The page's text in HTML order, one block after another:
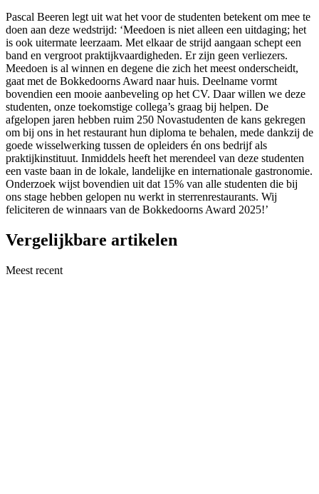
Pascal Beeren legt uit wat het voor de studenten betekent om mee te
doen aan deze wedstrijd: ‘Meedoen is niet alleen een uitdaging; het
is ook uitermate leerzaam. Met elkaar de strijd aangaan schept een
band en vergroot praktijkvaardigheden. Er zijn geen verliezers.
Meedoen is al winnen en degene die zich het meest onderscheidt,
gaat met de Bokkedoorns Award naar huis. Deelname vormt
bovendien een mooie aanbeveling op het CV. Daar willen we deze
studenten, onze toekomstige collega’s graag bij helpen. De
afgelopen jaren hebben ruim 250 Novastudenten de kans gekregen
om bij ons in het restaurant hun diploma te behalen, mede dankzij de
goede wisselwerking tussen de opleiders én ons bedrijf als
praktijkinstituut. Inmiddels heeft het merendeel van deze studenten
een vaste baan in de lokale, landelijke en internationale gastronomie.
Onderzoek wijst bovendien uit dat 15% van alle studenten die bij
ons stage hebben gelopen nu werkt in sterrenrestaurants. Wij
feliciteren de winnaars van de Bokkedoorns Award 2025!’
Vergelijkbare artikelen
Meest recent